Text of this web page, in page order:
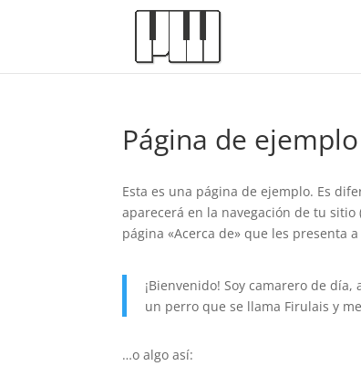
Página de ejemplo
Esta es una página de ejemplo. Es
aparecerá en la navegación de tu
página «Acerca de» que les presenta
¡Bienvenido! Soy camarero de
un perro que se llama Firulais y
…o algo así: